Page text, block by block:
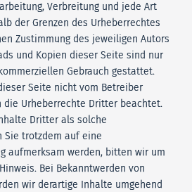
Verbreitung und jede Art
der Grenzen des Urheberrechtes
Zustimmung des jeweiligen Autors
und Kopien dieser Seite sind nur
Gebrauch gestattet.
Seite nicht vom Betreiber
Urheberrechte Dritter beachtet.
Dritter als solche
Sie trotzdem auf eine
aufmerksam werden, bitten wir um
Bei Bekanntwerden von
wir derartige Inhalte umgehend